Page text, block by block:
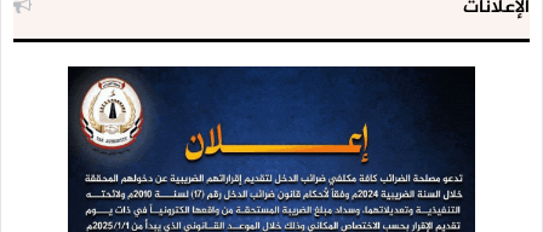
الإعلانات